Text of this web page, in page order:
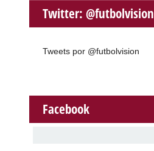
Twitter: @futbolvision
Tweets por @futbolvision
Facebook